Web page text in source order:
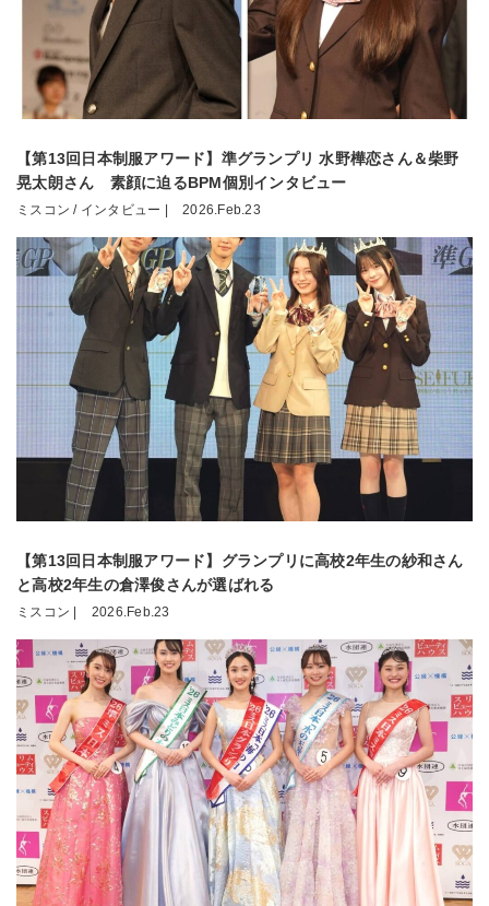
【第13回日本制服アワード】準グランプリ 水野樺恋さん＆柴野
晃太朗さん 素顔に迫るBPM個別インタビュー
ミスコン / インタビュー | 2026.Feb.23
【第13回日本制服アワード】グランプリに高校2年生の紗和さん
と高校2年生の倉澤俊さんが選ばれる
ミスコン | 2026.Feb.23